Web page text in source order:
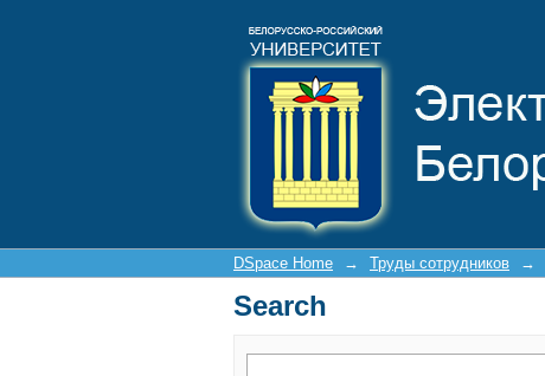
DSpace Home → Труды сотрудников →
Search